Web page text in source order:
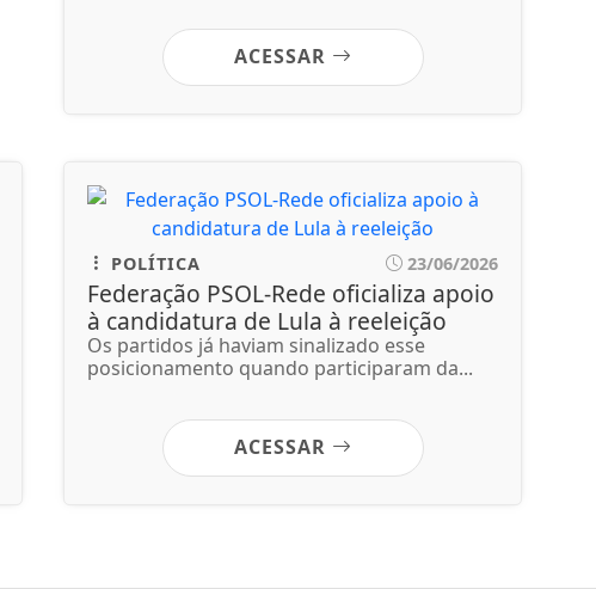
ACESSAR
POLÍTICA 23/06/2026
Federação PSOL-Rede oficializa apoio
à candidatura de Lula à reeleição
Os partidos já haviam sinalizado esse
posicionamento quando participaram da...
ACESSAR